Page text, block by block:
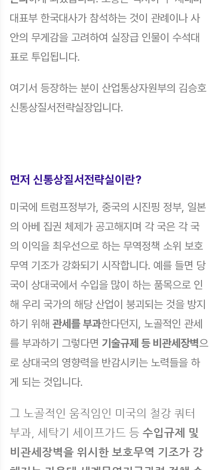
대표부 한국대사가 참석하는 것이 관례이나 사
안의 무게감을 고려하여 실장급 인물이 수석대
표로 투입됩니다.
여기서 등장하는 분이 산업통상자원부의 김승호
신통상질서전략실장입니다.
먼저 신통상질서전략실이란?
미국에 트럼프정부가, 중국의 시진핑 정부, 일본
의 아베 집권 체제가 공고해지며 각 국은 각 국
의 이익을 최우선으로 하는 무역정책 소위 보호
무역 기조가 강화되기 시작합니다. 예를 들면 당
국이 상대국에서 수입을 많이 하는 품목으로 인
해 우리 국가의 해당 산업이 붕괴되는 것을 방지
하기 위해 관세를 부과한다던지, 노골적인 관세
를 부과하기 그렇다면 기술규제 등 비관세장벽으
로 상대국의 영향력을 반감시키는 노력들을 하
게 되는 것입니다.
그 노골적인 움직임인 미국의 철강 쿼터
부과, 세탁기 세이프가드 등 수입규제 및
비관세장벽을 위시한 보호무역 기조가 강